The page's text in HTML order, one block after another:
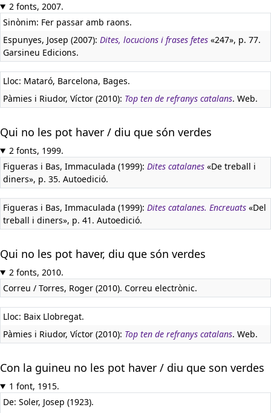
2 fonts, 2007.
Sinònim: Fer passar amb raons.
Espunyes, Josep (2007): Dites, locucions i frases fetes «247», p. 77.
Garsineu Edicions.
Lloc: Mataró, Barcelona, Bages.
Pàmies i Riudor, Víctor (2010): Top ten de refranys catalans. Web.
Qui no les pot haver / diu que són verdes
2 fonts, 1999.
Figueras i Bas, Immaculada (1999): Dites catalanes «De treball i
diners», p. 35. Autoedició.
Figueras i Bas, Immaculada (1999): Dites catalanes. Encreuats «Del
treball i diners», p. 41. Autoedició.
Qui no les pot haver, diu que són verdes
2 fonts, 2010.
Correu / Torres, Roger (2010). Correu electrònic.
Lloc: Baix Llobregat.
Pàmies i Riudor, Víctor (2010): Top ten de refranys catalans. Web.
Con la guineu no les pot haver / diu que son verdes
1 font, 1915.
De: Soler, Josep (1923).